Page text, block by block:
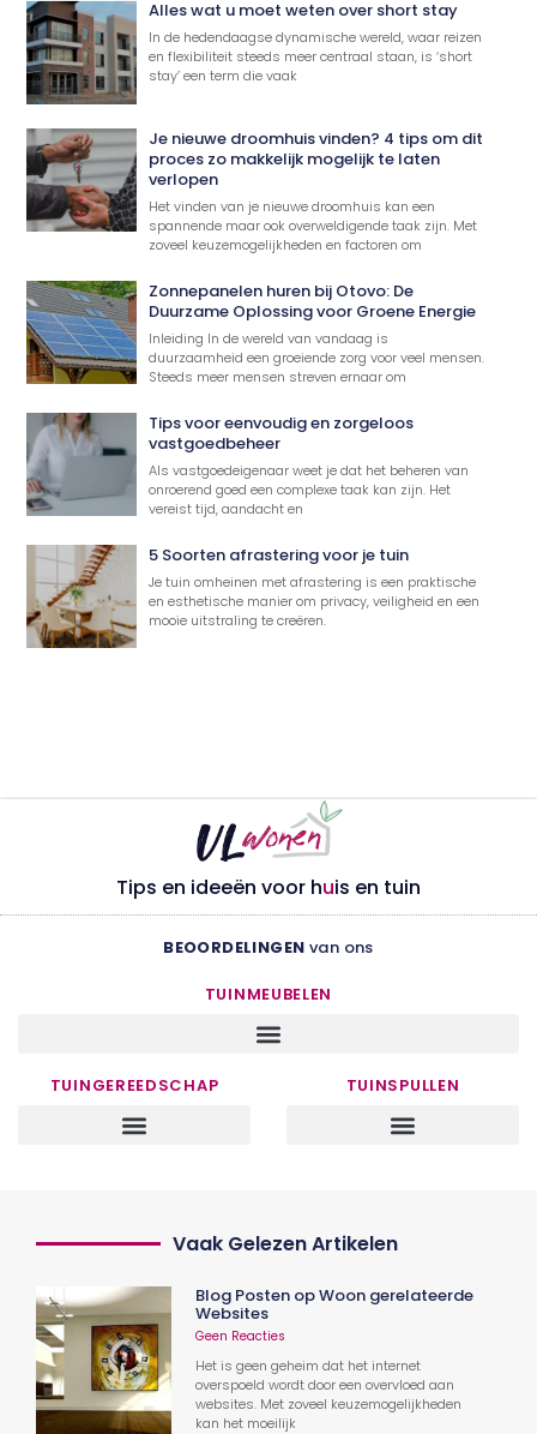
Alles wat u moet weten over short stay
In de hedendaagse dynamische wereld, waar reizen
en flexibiliteit steeds meer centraal staan, is ‘short
stay’ een term die vaak
Je nieuwe droomhuis vinden? 4 tips om dit
proces zo makkelijk mogelijk te laten
verlopen
Het vinden van je nieuwe droomhuis kan een
spannende maar ook overweldigende taak zijn. Met
zoveel keuzemogelijkheden en factoren om
Zonnepanelen huren bij Otovo: De
Duurzame Oplossing voor Groene Energie
Inleiding In de wereld van vandaag is
duurzaamheid een groeiende zorg voor veel mensen.
Steeds meer mensen streven ernaar om
Tips voor eenvoudig en zorgeloos
vastgoedbeheer
Als vastgoedeigenaar weet je dat het beheren van
onroerend goed een complexe taak kan zijn. Het
vereist tijd, aandacht en
5 Soorten afrastering voor je tuin
Je tuin omheinen met afrastering is een praktische
en esthetische manier om privacy, veiligheid en een
mooie uitstraling te creëren.
Tips en ideeën voor huis en tuin
BEOORDELINGEN van ons
TUINMEUBELEN
TUINGEREEDSCHAP TUINSPULLEN
Vaak Gelezen Artikelen
Blog Posten op Woon gerelateerde
Websites
Geen Reacties
Het is geen geheim dat het internet
overspoeld wordt door een overvloed aan
websites. Met zoveel keuzemogelijkheden
kan het moeilijk